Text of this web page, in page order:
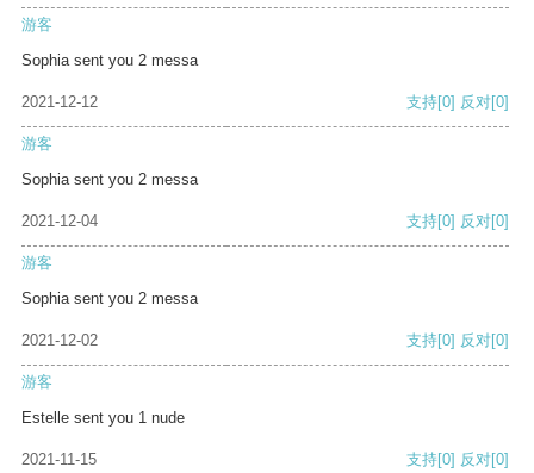
游客
Sophia sent you 2 messa
2021-12-12 支持[0] 反对[0]
游客
Sophia sent you 2 messa
2021-12-04 支持[0] 反对[0]
游客
Sophia sent you 2 messa
2021-12-02 支持[0] 反对[0]
游客
Estelle sent you 1 nude
2021-11-15 支持[0] 反对[0]